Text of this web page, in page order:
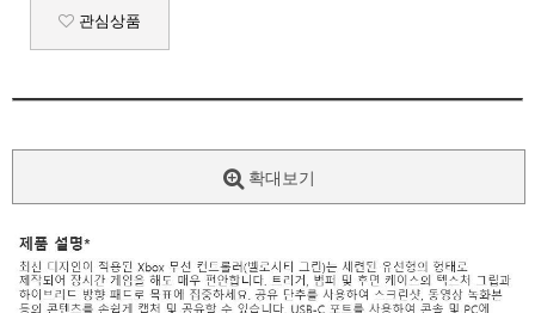
관심상품
확대보기